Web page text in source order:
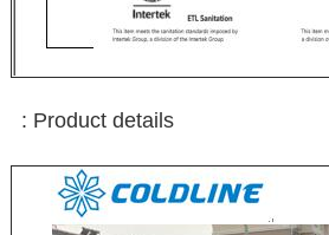
: Product details